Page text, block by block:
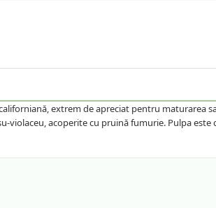
extrem de apreciat pentru maturarea
violaceu, acoperite cu pruină fumurie. Pulpa